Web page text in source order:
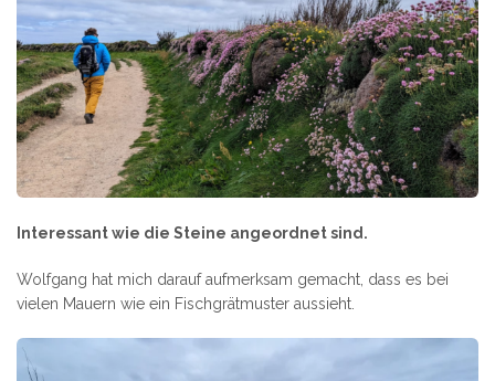
Interessant wie die Steine angeordnet sind.
Wolfgang hat mich darauf aufmerksam gemacht, dass es bei
vielen Mauern wie ein Fischgrätmuster aussieht.